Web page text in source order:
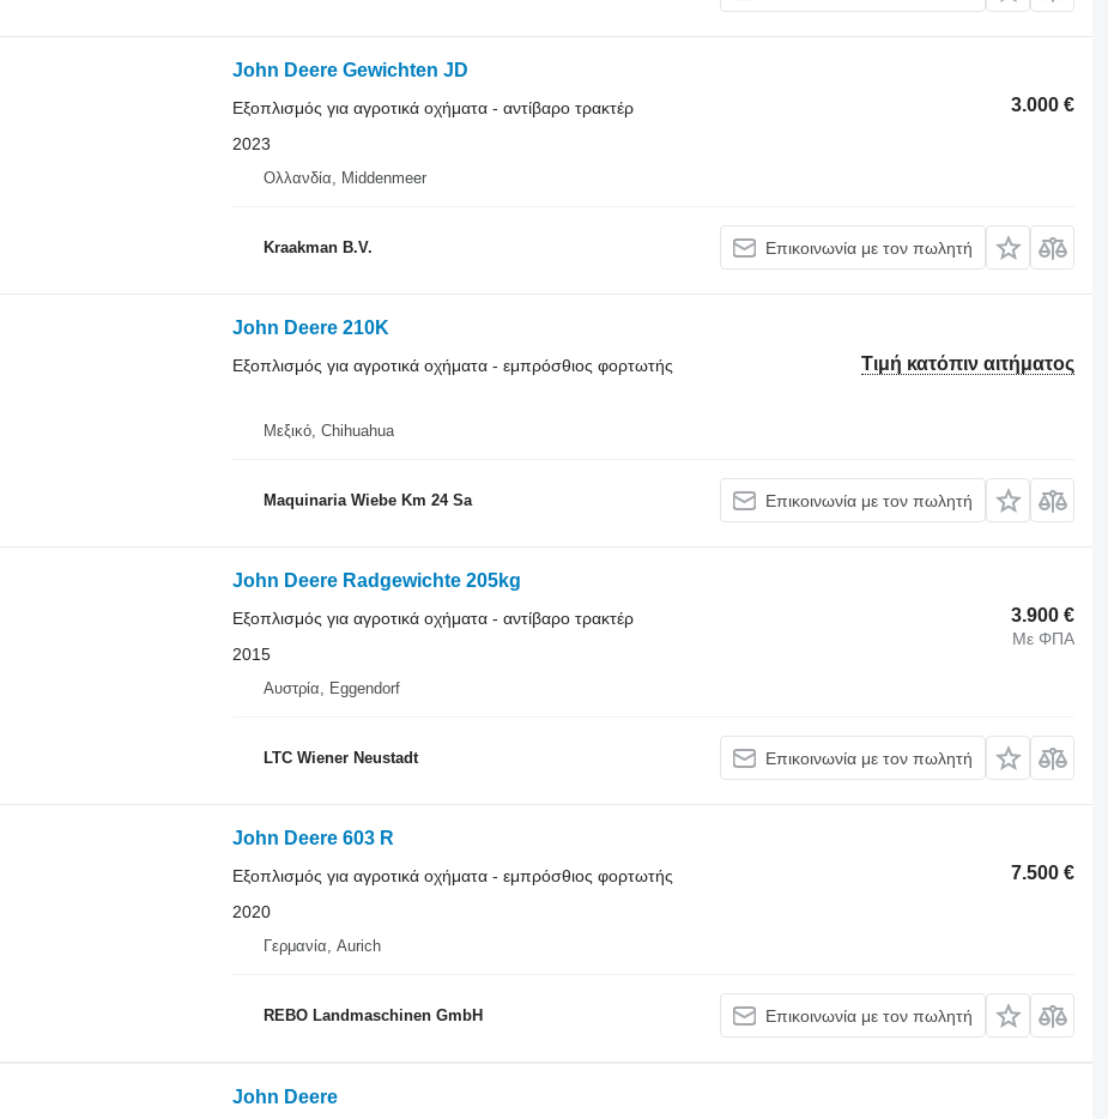
John Deere Gewichten JD
3.000 €
Εξοπλισμός για αγροτικά οχήματα - αντίβαρο τρακτέρ
2023
Ολλανδία, Middenmeer
Kraakman B.V. Επικοινωνία με τον πωλητή
John Deere 210K
Τιμή κατόπιν αιτήματος
Εξοπλισμός για αγροτικά οχήματα - εμπρόσθιος φορτωτής
Μεξικό, Chihuahua
Maquinaria Wiebe Km 24 Sa Επικοινωνία με τον πωλητή
John Deere Radgewichte 205kg
3.900 €
Με ΦΠΑ
Εξοπλισμός για αγροτικά οχήματα - αντίβαρο τρακτέρ
2015
Αυστρία, Eggendorf
LTC Wiener Neustadt Επικοινωνία με τον πωλητή
John Deere 603 R
7.500 €
Εξοπλισμός για αγροτικά οχήματα - εμπρόσθιος φορτωτής
2020
Γερμανία, Aurich
REBO Landmaschinen GmbH Επικοινωνία με τον πωλητή
John Deere